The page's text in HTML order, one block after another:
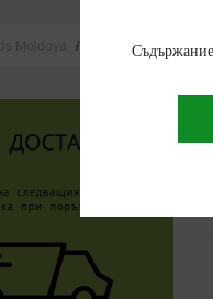
Cannabis seeds in